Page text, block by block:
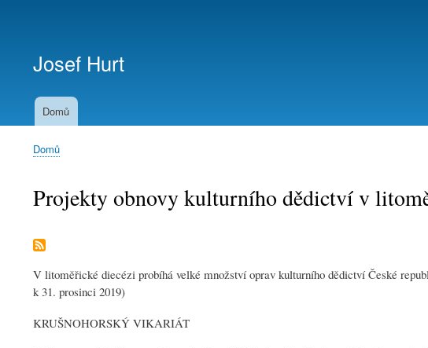
účtu
Josef Hurt
Domů
Drobečková
Domů
Projekty obnovy kulturního dědictví v
V litoměřické diecézi probíhá velké množství oprav kulturního dědictví České
k 31. prosinci 2019)
KRUŠNOHORSKÝ VIKARIÁT